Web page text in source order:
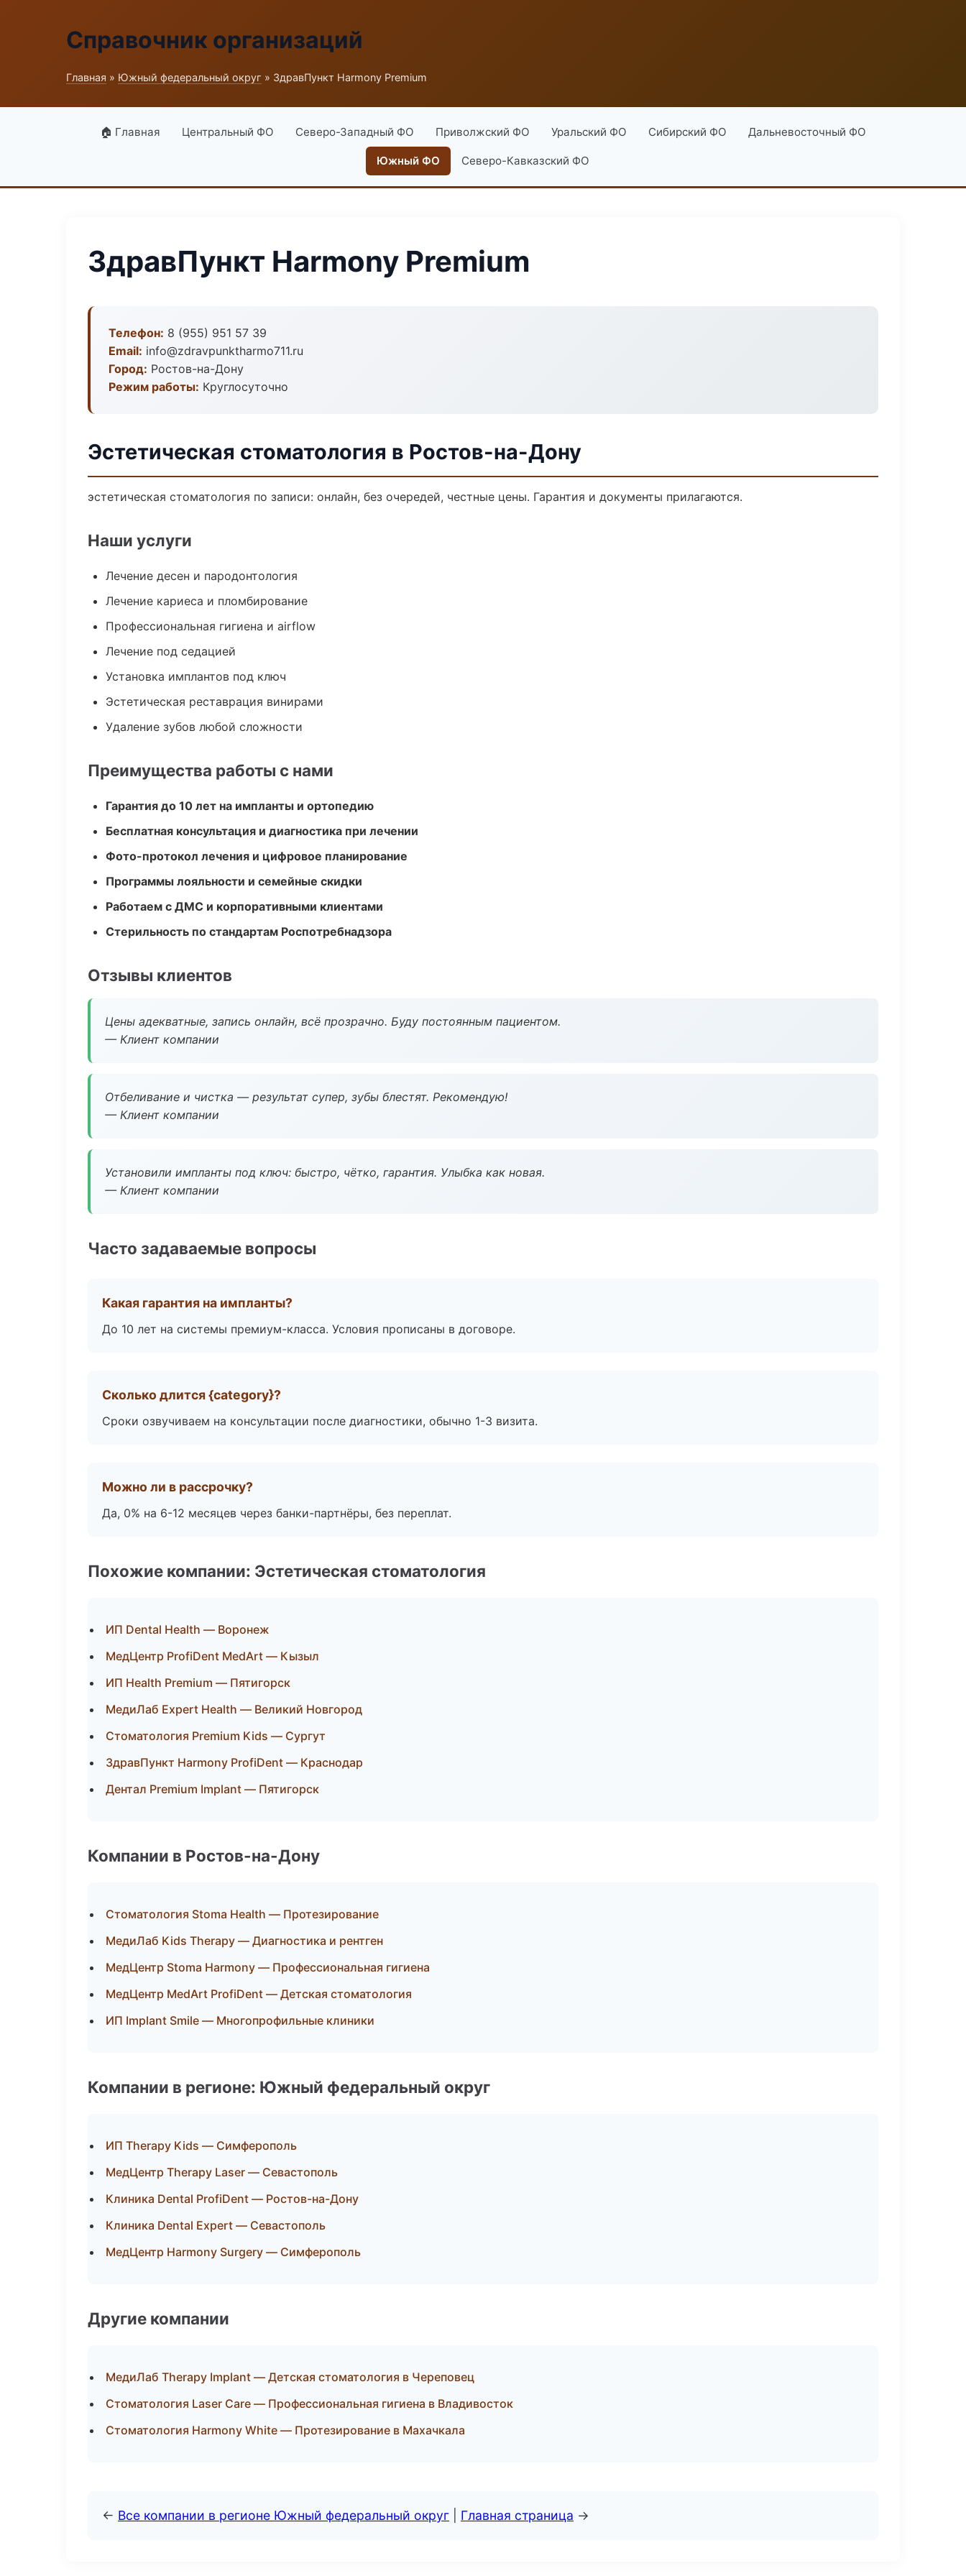
Справочник организаций
Главная » Южный федеральный округ » ЗдравПункт Harmony Premium
🏠 Главная Центральный ФО Северо-Западный ФО Приволжский ФО Уральский ФО Сибирский ФО Дальневосточный ФО
Южный ФО Северо-Кавказский ФО
ЗдравПункт Harmony Premium
Телефон: 8 (955) 951 57 39
Email: info@zdravpunktharmo711.ru
Город: Ростов-на-Дону
Режим работы: Круглосуточно
Эстетическая стоматология в Ростов-на-Дону
эстетическая стоматология по записи: онлайн, без очередей, честные цены. Гарантия и документы прилагаются.
Наши услуги
Лечение десен и пародонтология
Лечение кариеса и пломбирование
Профессиональная гигиена и airflow
Лечение под седацией
Установка имплантов под ключ
Эстетическая реставрация винирами
Удаление зубов любой сложности
Преимущества работы с нами
Гарантия до 10 лет на импланты и ортопедию
Бесплатная консультация и диагностика при лечении
Фото-протокол лечения и цифровое планирование
Программы лояльности и семейные скидки
Работаем с ДМС и корпоративными клиентами
Стерильность по стандартам Роспотребнадзора
Отзывы клиентов
Цены адекватные, запись онлайн, всё прозрачно. Буду постоянным пациентом.
— Клиент компании
Отбеливание и чистка — результат супер, зубы блестят. Рекомендую!
— Клиент компании
Установили импланты под ключ: быстро, чётко, гарантия. Улыбка как новая.
— Клиент компании
Часто задаваемые вопросы
Какая гарантия на импланты?
До 10 лет на системы премиум-класса. Условия прописаны в договоре.
Сколько длится {category}?
Сроки озвучиваем на консультации после диагностики, обычно 1-3 визита.
Можно ли в рассрочку?
Да, 0% на 6-12 месяцев через банки-партнёры, без переплат.
Похожие компании: Эстетическая стоматология
ИП Dental Health — Воронеж
МедЦентр ProfiDent MedArt — Кызыл
ИП Health Premium — Пятигорск
МедиЛаб Expert Health — Великий Новгород
Стоматология Premium Kids — Сургут
ЗдравПункт Harmony ProfiDent — Краснодар
Дентал Premium Implant — Пятигорск
Компании в Ростов-на-Дону
Стоматология Stoma Health — Протезирование
МедиЛаб Kids Therapy — Диагностика и рентген
МедЦентр Stoma Harmony — Профессиональная гигиена
МедЦентр MedArt ProfiDent — Детская стоматология
ИП Implant Smile — Многопрофильные клиники
Компании в регионе: Южный федеральный округ
ИП Therapy Kids — Симферополь
МедЦентр Therapy Laser — Севастополь
Клиника Dental ProfiDent — Ростов-на-Дону
Клиника Dental Expert — Севастополь
МедЦентр Harmony Surgery — Симферополь
Другие компании
МедиЛаб Therapy Implant — Детская стоматология в Череповец
Стоматология Laser Care — Профессиональная гигиена в Владивосток
Стоматология Harmony White — Протезирование в Махачкала
← Все компании в регионе Южный федеральный округ Главная страница →